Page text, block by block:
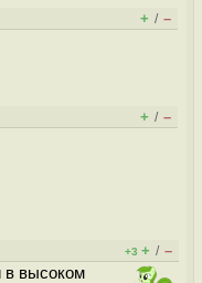
+ / –
+ / –
+3 + / –
в высоком